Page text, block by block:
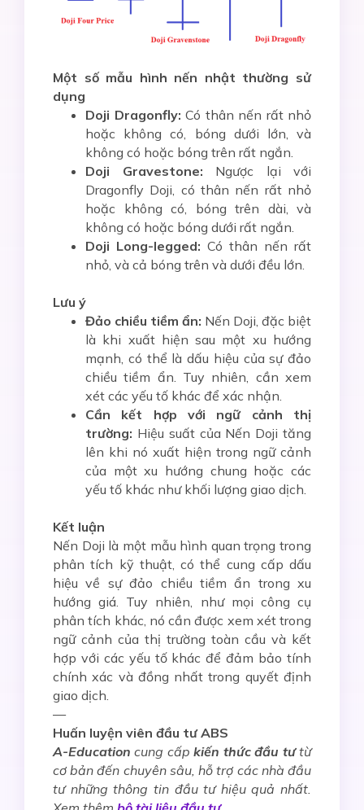
Một số mẫu hình nến nhật thường sử
dụng
Doji Dragonfly: Có thân nến rất nhỏ
hoặc không có, bóng dưới lớn, và
không có hoặc bóng trên rất ngắn.
Doji Gravestone: Ngược lại với
Dragonfly Doji, có thân nến rất nhỏ
hoặc không có, bóng trên dài, và
không có hoặc bóng dưới rất ngắn.
Doji Long-legged: Có thân nến rất
nhỏ, và cả bóng trên và dưới đều lớn.
Lưu ý
Đảo chiều tiềm ẩn: Nến Doji, đặc biệt
là khi xuất hiện sau một xu hướng
mạnh, có thể là dấu hiệu của sự đảo
chiều tiềm ẩn. Tuy nhiên, cần xem
xét các yếu tố khác để xác nhận.
Cần kết hợp với ngữ cảnh thị
trường: Hiệu suất của Nến Doji tăng
lên khi nó xuất hiện trong ngữ cảnh
của một xu hướng chung hoặc các
yếu tố khác như khối lượng giao dịch.
Kết luận
Nến Doji là một mẫu hình quan trọng trong
phân tích kỹ thuật, có thể cung cấp dấu
hiệu về sự đảo chiều tiềm ẩn trong xu
hướng giá. Tuy nhiên, như mọi công cụ
phân tích khác, nó cần được xem xét trong
ngữ cảnh của thị trường toàn cầu và kết
hợp với các yếu tố khác để đảm bảo tính
chính xác và đồng nhất trong quyết định
giao dịch.
—
Huấn luyện viên đầu tư ABS
A-Education cung cấpkiến thức đầu tưtừ
cơ bản đến chuyên sâu, hỗ trợ các nhà đầu
tư những thông tin đầu tư hiệu quả nhất.